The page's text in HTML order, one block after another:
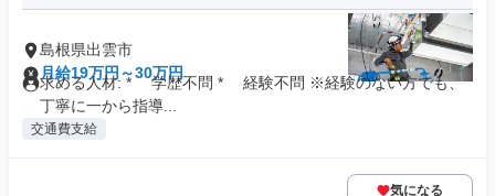
島根県出雲市
月給19万円～30万円
求める人材: * 学歴不問 * 経験不問 ※経験のない方でも、
丁寧に一から指導...
交通費支給
気になる